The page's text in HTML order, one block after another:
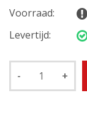
Voorraad:
Levertijd:
- +